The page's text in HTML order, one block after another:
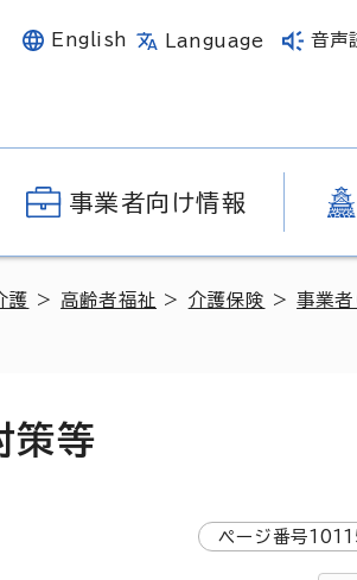
English Language 音声
事業者向け情報
護 > 高齢者福祉 > 介護保険 >事業者
策等
ページ番号